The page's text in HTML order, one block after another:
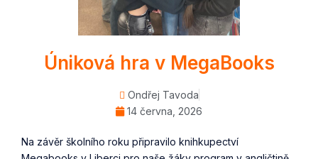
Úniková hra v MegaBooks
Ondřej Tavoda
14 června, 2026
Na závěr školního roku připravilo knihkupectví